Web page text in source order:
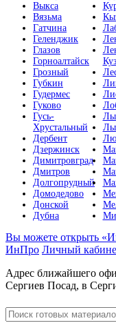
Выкса
Вязьма
Гатчина
Геленджик
Глазов
Горноалтайск
Грозный
Губкин
Гудермес
Гуково
Гусь-
Хрустальный
Дербент
Дзержинск
Димитровград
Дмитров
Долгопрудный
Домодедово
Донской
Дубна
Вы можете открыть
ИнПро Личный
Адрес ближайшего
Сергиев Посад, в